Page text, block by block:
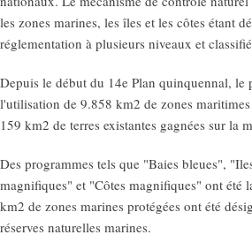
les zones marines, les îles et les côtes étant
réglementation à plusieurs niveaux et
Depuis le début du 14e Plan quinquennal, le
l'utilisation de 9.858 km2 de zones
159 km2 de terres existantes gagnées sur la
Des programmes tels que "Baies bleues",
magnifiques" et "Côtes magnifiques" ont été
km2 de zones marines protégées ont été
réserves naturelles marines.